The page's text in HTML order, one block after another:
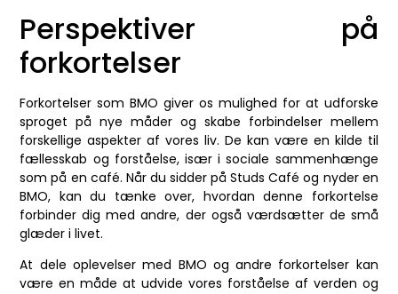
Perspektiver på
forkortelser
Forkortelser som BMO giver os mulighed for at udforske
sproget på nye måder og skabe forbindelser mellem
forskellige aspekter af vores liv. De kan være en kilde til
fællesskab og forståelse, især i sociale sammenhænge
som på en café. Når du sidder på Studs Café og nyder en
BMO, kan du tænke over, hvordan denne forkortelse
forbinder dig med andre, der også værdsætter de små
glæder i livet.
At dele oplevelser med BMO og andre forkortelser kan
være en måde at udvide vores forståelse af verden og